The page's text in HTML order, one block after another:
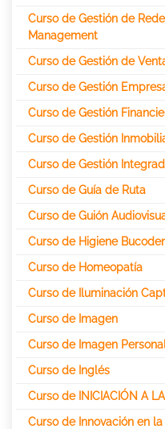
Curso de Gestión de
Management
Curso de Gestión de
Curso de Gestión
Curso de Gestión
Curso de Gestión
Curso de Gestión
Curso de Guía de Ruta
Curso de Guión
Curso de Higiene
Curso de Homeopatía
Curso de Iluminación
Curso de Imagen
Curso de Imagen
Curso de Inglés
Curso de INICIACIÓN A
Curso de Innovación en